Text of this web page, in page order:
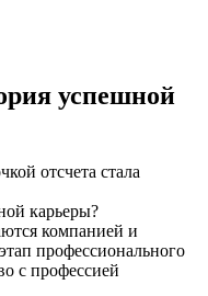
успешной
отсчета стала
компанией и
профессионального
с профессией